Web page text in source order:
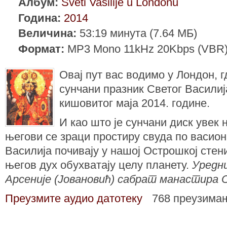
Година: 2014
Величина: 53:19 минута (7.64 МБ)
Формат: MP3 Mono 11kHz 20Kbps
Oвај пут вас водимо у Лондон,
сунчани празник Светог
кишовитог маја 2014. године.
И као што је сунчани диск увек
његови се зраци простиру свуда по
Василија почивају у нашој Острошкој
његов дух обухватају целу планету.
Арсеније (Јовановић) сабрат манастира
Преузмите аудио датотеку
768